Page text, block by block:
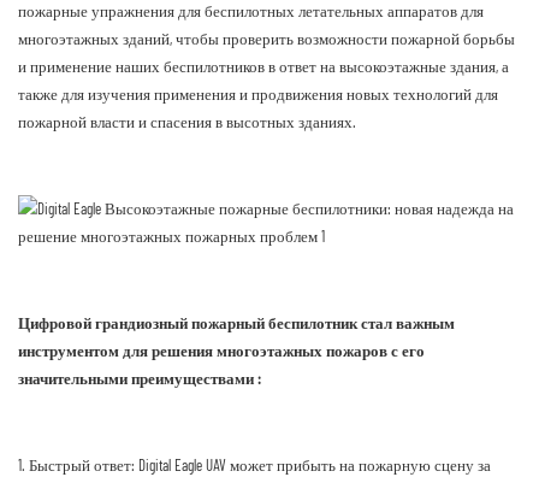
пожарные упражнения для беспилотных летательных аппаратов для
многоэтажных зданий, чтобы проверить возможности пожарной борьбы
и применение наших беспилотников в ответ на высокоэтажные здания, а
также для изучения применения и продвижения новых технологий для
пожарной власти и спасения в высотных зданиях.
Цифровой грандиозный пожарный беспилотник стал важным
инструментом для решения многоэтажных пожаров с его
значительными преимуществами :
1. Быстрый ответ: Digital Eagle UAV может прибыть на пожарную сцену за